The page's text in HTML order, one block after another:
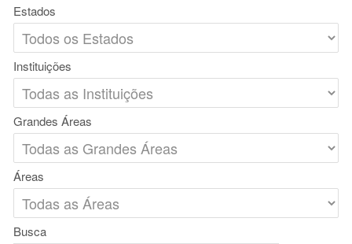
Estados
Instituições
Grandes Áreas
Áreas
Busca